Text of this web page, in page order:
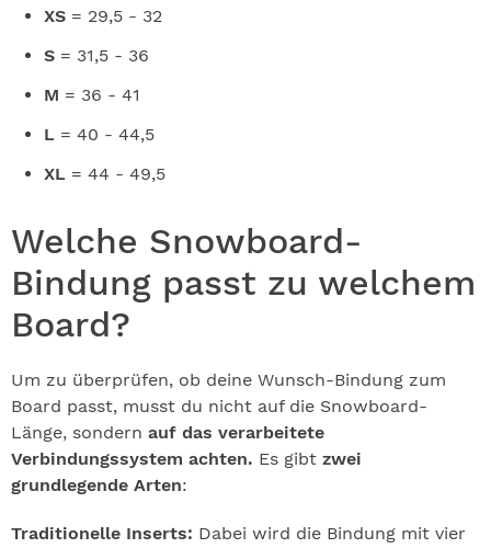
XS = 29,5 - 32
S = 31,5 - 36
M = 36 - 41
L = 40 - 44,5
XL = 44 - 49,5
Welche Snowboard-
Bindung passt zu welchem
Board?
Um zu überprüfen, ob deine Wunsch-Bindung zum
Board passt, musst du nicht auf die Snowboard-
Länge, sondern auf das verarbeitete
Verbindungssystem achten. Es gibt zwei
grundlegende Arten:
Traditionelle Inserts: Dabei wird die Bindung mit vier